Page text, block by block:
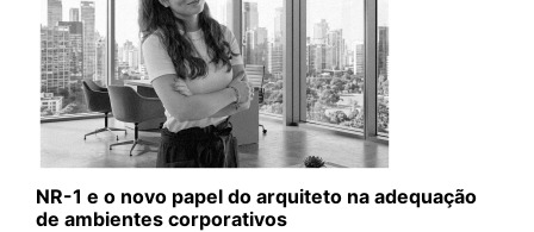
NR-1 e o novo papel do arquiteto na adequação
de ambientes corporativos